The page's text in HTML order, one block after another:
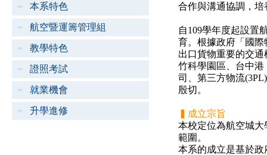
本系特色
航空暨運籌管理組
教學特色
證照考試
就業機會
升學進修
合作與溝通協調，
自109學年度起設置
育。根據政府「國
出口貨物重要的交
竹科學園區、台中
司、第三方物流
殷切。
▍成立宗旨
本校定位為航空城
範圍。
本系的成立是基於